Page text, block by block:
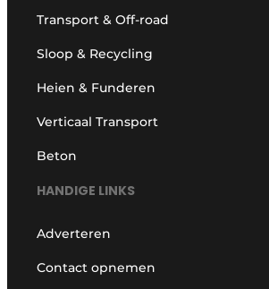
Transport & Off-road
Sloop & Recycling
Heien & Funderen
Verticaal Transport
Beton
HANDIGE LINKS
Adverteren
Contact opnemen